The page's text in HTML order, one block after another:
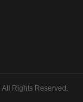
All Rights Reserved.